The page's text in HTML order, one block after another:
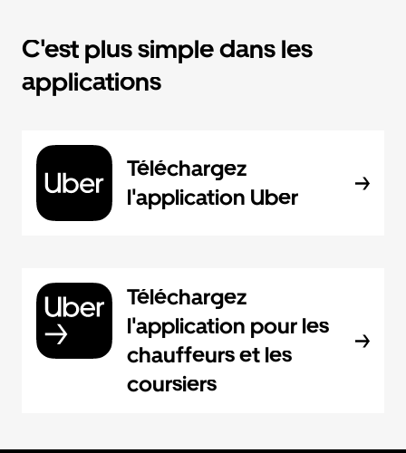
C'est plus simple dans les
applications
Téléchargez
l'application Uber
Téléchargez
l'application pour les
chauffeurs et les
coursiers